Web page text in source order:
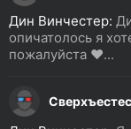
Дин Винчестер:
опичатолось я
пожалуйста ❤️...